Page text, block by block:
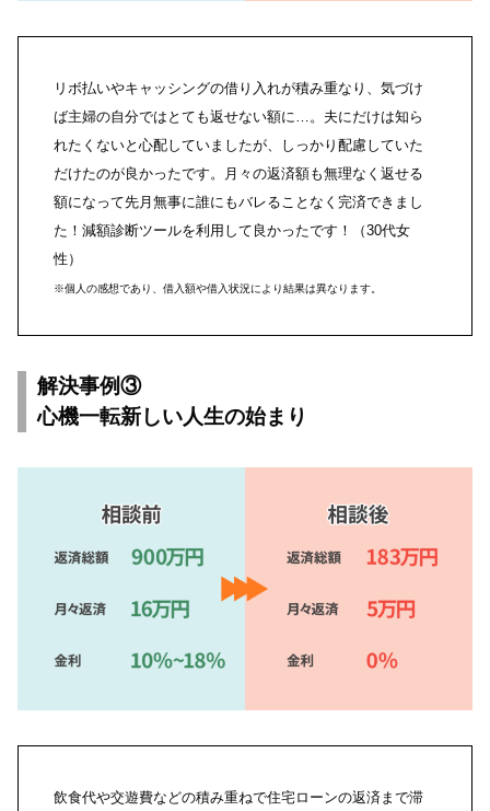
リボ払いやキャッシングの借り入れが積み重なり、気づけ
ば主婦の自分ではとても返せない額に…。夫にだけは知ら
れたくないと心配していましたが、しっかり配慮していた
だけたのが良かったです。月々の返済額も無理なく返せる
額になって先月無事に誰にもバレることなく完済できまし
た！減額診断ツールを利用して良かったです！（30代女
性）
※個人の感想であり、借入額や借入状況により結果は異なります。
解決事例③
心機一転新しい人生の始まり
飲食代や交遊費などの積み重ねで住宅ローンの返済まで滞